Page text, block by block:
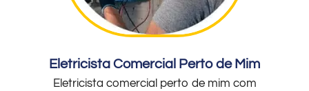
Eletricista Comercial Perto de Mim
Eletricista comercial perto de mim com